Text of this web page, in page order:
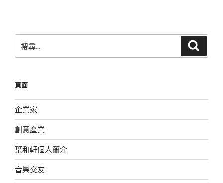
尋
字:
頁面
企業家
創意產業
葉和軒個人簡介
音樂交友